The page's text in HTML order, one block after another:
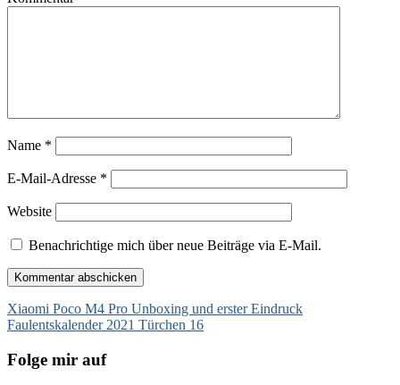
Name *
E-Mail-Adresse *
Website
Benachrichtige mich über neue Beiträge via E-Mail.
Beitragsnavigation
Xiaomi Poco M4 Pro Unboxing und erster Eindruck
Faulentskalender 2021 Türchen 16
Folge mir auf